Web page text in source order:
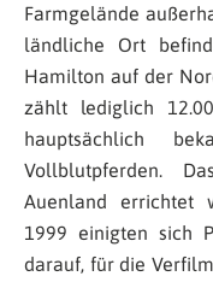
Farmgelände
ländliche Ort
Hamilton auf der
zählt lediglich
hauptsächlich
Vollblutpferden.
Auenland errichtet
1999 einigten sich
darauf, für die